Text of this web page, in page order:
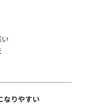
なりやすい